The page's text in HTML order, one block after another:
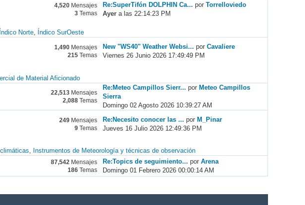
4,520 Mensajes
3 Temas
Re:SuperTifón DOLPHIN Ca... porTorrelloviedo
Ayer a las 22:14:23 PM
Índico Norte Índico SurOeste
1,490 Mensajes
215 Temas
New "WS40" Weather Websi... porCavaliere
Viernes 26 Junio 2026 17:49:49 PM
de Material Aficionado
22,513 Mensajes
2,088 Temas
Re:Meteo Campillos Sierr... por Meteo Campillos
Sierra
Domingo 02 Agosto 2026 10:39:27 AM
249 Mensajes
9 Temas
Re:Necesito conocer las ... porM_Pinar
Jueves 16 Julio 2026 12:49:36 PM
Instrumentos de Meteorología y técnicas de observación
87,542 Mensajes
186 Temas
Re:Topics de seguimiento... porArena
Domingo 01 Febrero 2026 00:00:14 AM